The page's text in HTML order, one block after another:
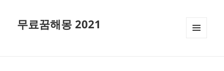
무료꿈해몽 2021